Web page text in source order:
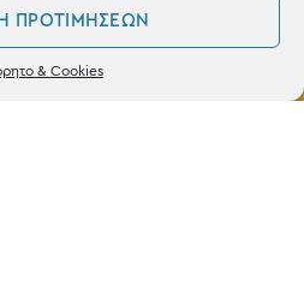
ΠΡΟΤΙΜΉΣΕΩΝ
& Cookies
προϊόν που να
σας.
Φίλτρα
0